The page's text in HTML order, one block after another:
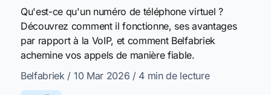
Qu'est-ce qu'un numéro de téléphone virtuel ?
Découvrez comment il fonctionne, ses avantages
par rapport à la VoIP, et comment Belfabriek
achemine vos appels de manière fiable.
Belfabriek / 10 Mar 2026 / 4 min de lecture